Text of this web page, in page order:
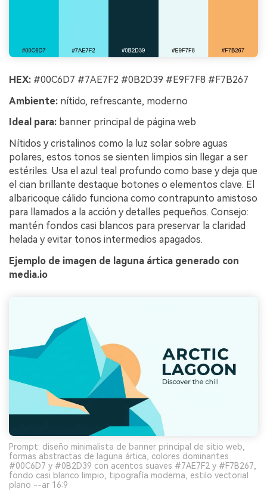
HEX: #00C6D7 #7AE7F2 #0B2D39 #E9F7F8 #F7B267
Ambiente: nítido, refrescante, moderno
Ideal para: banner principal de página web
Nítidos y cristalinos como la luz solar sobre aguas
polares, estos tonos se sienten limpios sin llegar a ser
estériles. Usa el azul teal profundo como base y deja que
el cian brillante destaque botones o elementos clave. El
albaricoque cálido funciona como contrapunto amistoso
para llamados a la acción y detalles pequeños. Consejo:
mantén fondos casi blancos para preservar la claridad
helada y evitar tonos intermedios apagados.
Ejemplo de imagen de laguna ártica generado con
media.io
Prompt: diseño minimalista de banner principal de sitio web,
formas abstractas de laguna ártica, colores dominantes
#00C6D7 y #0B2D39 con acentos suaves #7AE7F2 y #F7B267,
fondo casi blanco limpio, tipografía moderna, estilo vectorial
plano --ar 16:9